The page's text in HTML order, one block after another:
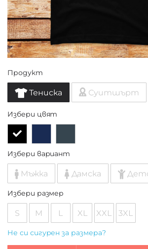
Продукт
Тениска Суитшърт
Избери цвят
Избери вариант
Мъжка Дамска
Избери размер
S M L XL XXL 3XL
Не си сигурен за размера?